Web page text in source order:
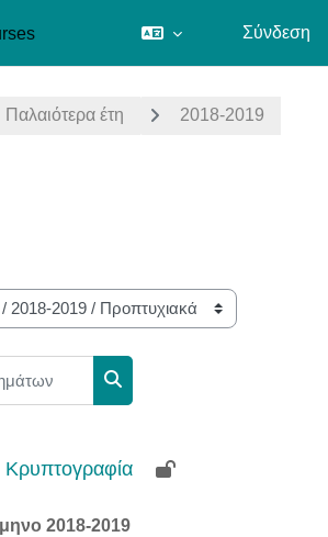
Σύνδεση
Παλαιότερα έτη 2018-2019
Αναζήτηση μαθημάτων
Κρυπτογραφία
2018-2019